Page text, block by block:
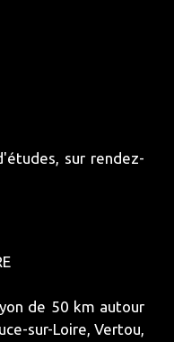
sur rendez-
de 50 km autour
sur-Loire, Vertou,